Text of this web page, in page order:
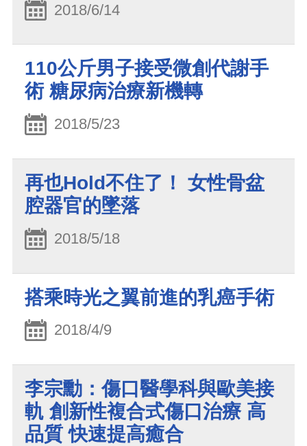
2018/6/14
110公斤男子接受微創代謝手
術 糖尿病治療新機轉
2018/5/23
再也Hold不住了！ 女性骨盆
腔器官的墜落
2018/5/18
搭乘時光之翼前進的乳癌手術
2018/4/9
李宗勳：傷口醫學科與歐美接
軌 創新性複合式傷口治療 高
品質 快速提高癒合